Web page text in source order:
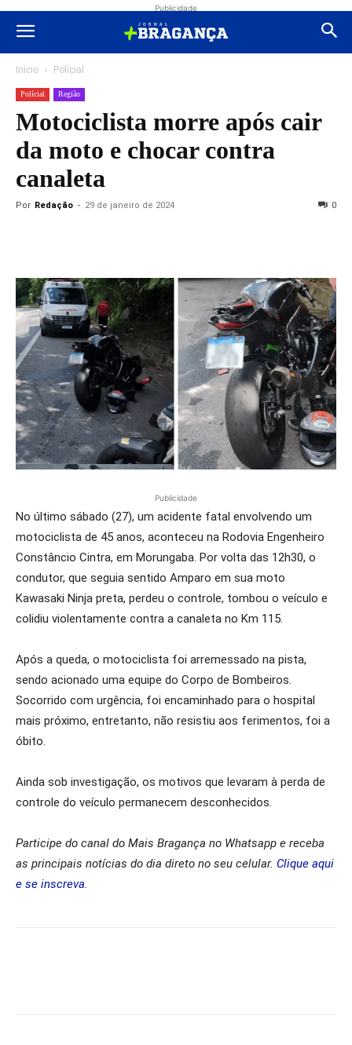
Publicidade
Início Polícial
Polícial Região
Motociclista morre após cair
da moto e chocar contra
canaleta
Por Redação - 29 de janeiro de 2024 0
Publicidade
No último sábado (27), um acidente fatal envolvendo um
motociclista de 45 anos, aconteceu na Rodovia Engenheiro
Constâncio Cintra, em Morungaba. Por volta das 12h30, o
condutor, que seguia sentido Amparo em sua moto
Kawasaki Ninja preta, perdeu o controle, tombou o veículo e
colidiu violentamente contra a canaleta no Km 115.
Após a queda, o motociclista foi arremessado na pista,
sendo acionado uma equipe do Corpo de Bombeiros.
Socorrido com urgência, foi encaminhado para o hospital
mais próximo, entretanto, não resistiu aos ferimentos, foi a
óbito.
Ainda sob investigação, os motivos que levaram à perda de
controle do veículo permanecem desconhecidos.
Participe do canal do Mais Bragança no Whatsapp e receba
as principais notícias do dia direto no seu celular. Clique aqui
e se inscreva.